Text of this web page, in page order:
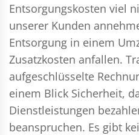
Entsorgungskosten viel
unserer Kunden
Entsorgung in einem
Zusatzkosten anfallen.
aufgeschlüsselte
einem Blick Sicherheit,
Dienstleistungen
beanspruchen. Es gibt